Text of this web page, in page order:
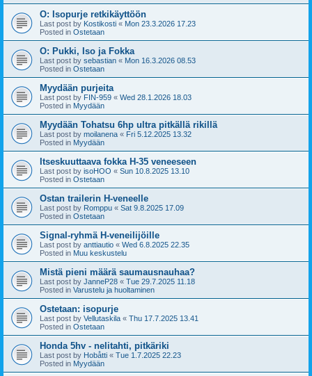
O: Isopurje retkikäyttöön
Last post by Kostikosti « Mon 23.3.2026 17.23
Posted in Ostetaan
O: Pukki, Iso ja Fokka
Last post by sebastian « Mon 16.3.2026 08.53
Posted in Ostetaan
Myydään purjeita
Last post by FIN-959 « Wed 28.1.2026 18.03
Posted in Myydään
Myydään Tohatsu 6hp ultra pitkällä rikillä
Last post by moilanena « Fri 5.12.2025 13.32
Posted in Myydään
Itseskuuttaava fokka H-35 veneeseen
Last post by isoHOO « Sun 10.8.2025 13.10
Posted in Ostetaan
Ostan trailerin H-veneelle
Last post by Romppu « Sat 9.8.2025 17.09
Posted in Ostetaan
Signal-ryhmä H-veneilijöille
Last post by anttiautio « Wed 6.8.2025 22.35
Posted in Muu keskustelu
Mistä pieni määrä saumausnauhaa?
Last post by JanneP28 « Tue 29.7.2025 11.18
Posted in Varustelu ja huoltaminen
Ostetaan: isopurje
Last post by Vellutaskila « Thu 17.7.2025 13.41
Posted in Ostetaan
Honda 5hv - nelitahti, pitkäriki
Last post by Hobåtti « Tue 1.7.2025 22.23
Posted in Myydään